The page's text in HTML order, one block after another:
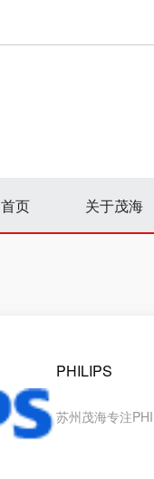
首页 关于茂海
PHILIPS
苏州茂海专注